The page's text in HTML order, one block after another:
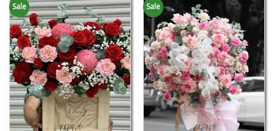
Sale Sale